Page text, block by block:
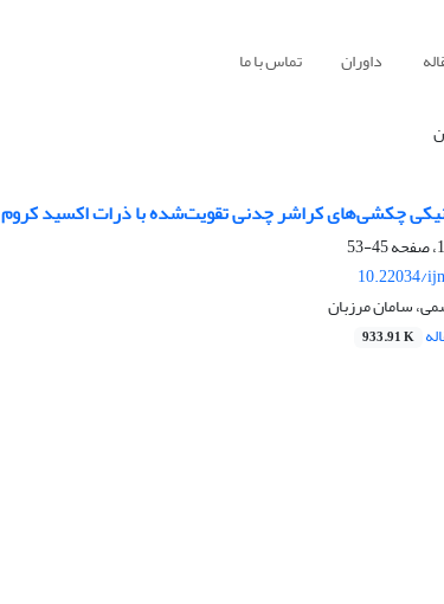
داوران تماس با ما
چکشی‌های کراشر چدنی تقویت‌شده با ذرات اکسید کروم
45-53
10.22034/
سامان مرزبان
933.91 K